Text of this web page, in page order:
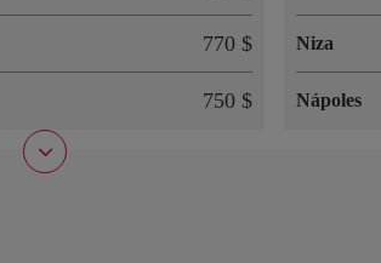
770 $
750 $
Niza
Nápoles